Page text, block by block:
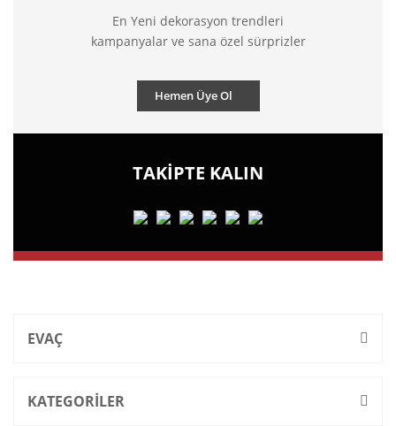
En Yeni dekorasyon trendleri
kampanyalar ve sana özel sürprizler
Hemen Üye Ol
TAKİPTE KALIN
EVAÇ
KATEGORİLER